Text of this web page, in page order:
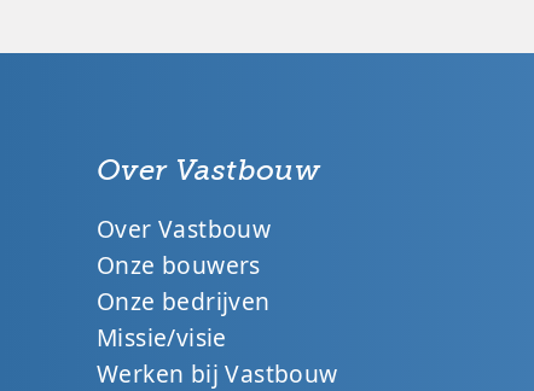
Over Vastbouw
Over Vastbouw
Onze bouwers
Onze bedrijven
Missie/visie
Werken bij Vastbouw